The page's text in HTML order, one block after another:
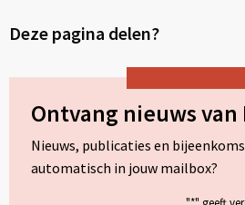
naar
Deze pagina delen?
Ontvang nieuws
Nieuws, publicaties en
automatisch in jouw mailbox?